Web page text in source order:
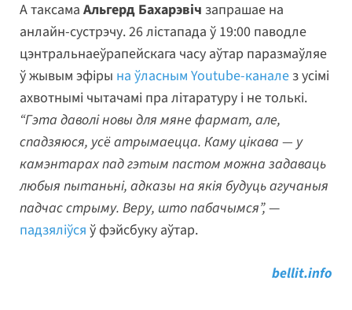
А таксама Альгерд Бахарэвіч запрашае на
анлайн-сустрэчу. 26 лістапада ў 19:00 паводле
цэнтральнаеўрапейскага часу аўтар паразмаўляе
ў жывым эфіры на ўласным Youtube-канале з усімі
ахвотнымі чытачамі пра літаратуру і не толькі.
“Гэта даволі новы для мяне фармат, але,
спадзяюся, усё атрымаецца. Каму цікава — у
камэнтарах пад гэтым пастом можна задаваць
любыя пытаньні, адказы на якія будуць агучаныя
падчас стрыму. Веру, што пабачымся”,—
падзяліўся ў фэйсбуку аўтар.
bellit.info